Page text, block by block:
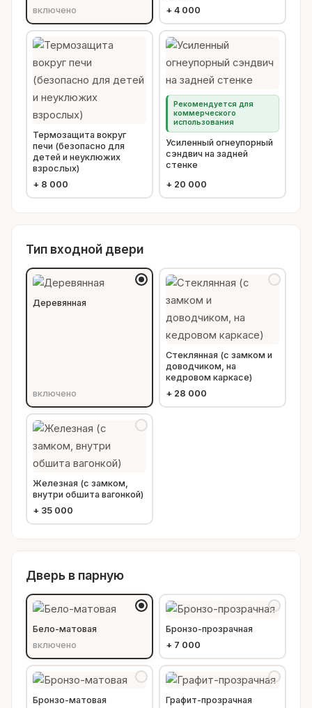
включено
+ 4 000
Термозащита вокруг
печи (безопасно для
детей и неуклюжих
взрослых)
+ 8 000
Рекомендуется для
коммерческого
использования
Усиленный огнеупорный
сэндвич на задней
стенке
+ 20 000
Тип входной двери
Деревянная
включено
Стеклянная (с замком и
доводчиком, на
кедровом каркасе)
+ 28 000
Железная (с замком,
внутри обшита вагонкой)
+ 35 000
Дверь в парную
Бело-матовая
включено
Бронзо-прозрачная
+ 7 000
Бронзо-матовая
Графит-прозрачная